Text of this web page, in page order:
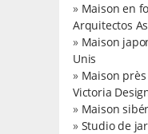
» Maison en
Arquitectos
» Maison
Unis
» Maison
Victoria
» Maison
» Studio de